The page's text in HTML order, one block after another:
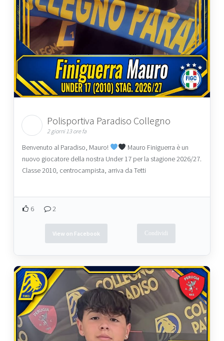
Polisportiva Paradiso Collegno
2 giorni 13 ore fa
Benvenuto al Paradiso, Mauro!
Mauro Finiguerra è un
nuovo giocatore della nostra Under 17 per la stagione 2026/27.
Classe 2010, centrocampista, arriva da Tetti
6 2
View on Facebook Condividi